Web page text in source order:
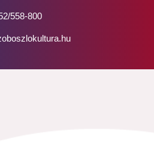
558-800